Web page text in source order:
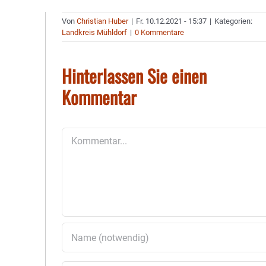
VonChristian Huber | Fr. 10.12.2021 - 15:37 | Kategorien:
Landkreis Mühldorf | 0 Kommentare
Hinterlassen Sie einen
Kommentar